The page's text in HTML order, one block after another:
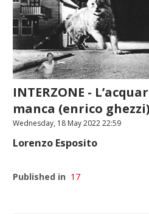
INTERZONE -
manca (enrico ghezzi)
Wednesday, 18 May 2022 22:59
Lorenzo Esposito
Published in 17